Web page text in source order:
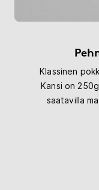
Klassinen
Kansi on
saatavilla